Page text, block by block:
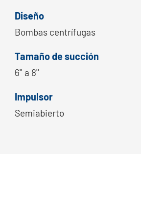
Diseño
Bombas centrífugas
Tamaño de succión
6'' a 8''
Impulsor
Semiabierto